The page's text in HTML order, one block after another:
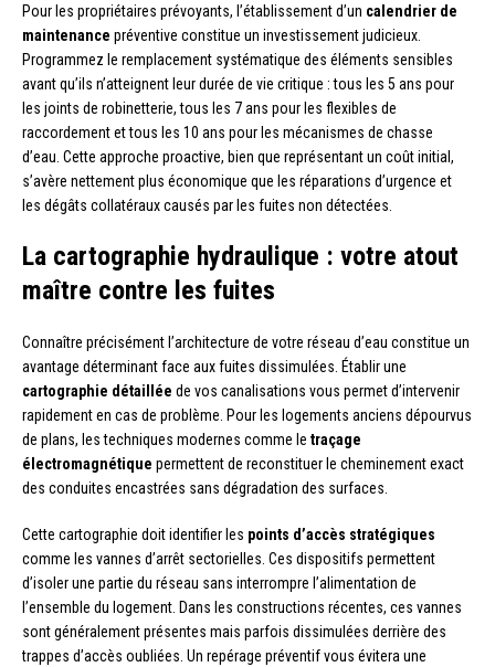
Pour les propriétaires prévoyants, l’établissement d’un calendrier de
maintenance préventive constitue un investissement judicieux.
Programmez le remplacement systématique des éléments sensibles
avant qu’ils n’atteignent leur durée de vie critique : tous les 5 ans pour
les joints de robinetterie, tous les 7 ans pour les flexibles de
raccordement et tous les 10 ans pour les mécanismes de chasse
d’eau. Cette approche proactive, bien que représentant un coût initial,
s’avère nettement plus économique que les réparations d’urgence et
les dégâts collatéraux causés par les fuites non détectées.
La cartographie hydraulique : votre atout
maître contre les fuites
Connaître précisément l’architecture de votre réseau d’eau constitue un
avantage déterminant face aux fuites dissimulées. Établir une
cartographie détaillée de vos canalisations vous permet d’intervenir
rapidement en cas de problème. Pour les logements anciens dépourvus
de plans, les techniques modernes comme le traçage
électromagnétique permettent de reconstituer le cheminement exact
des conduites encastrées sans dégradation des surfaces.
Cette cartographie doit identifier les points d’accès stratégiques
comme les vannes d’arrêt sectorielles. Ces dispositifs permettent
d’isoler une partie du réseau sans interrompre l’alimentation de
l’ensemble du logement. Dans les constructions récentes, ces vannes
sont généralement présentes mais parfois dissimulées derrière des
trappes d’accès oubliées. Un repérage préventif vous évitera une